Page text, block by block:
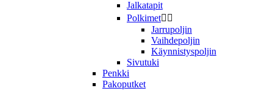
Jalkatapit
Polkimet 
Jarrupoljin
Vaihdepoljin
Käynnistyspoljin
Sivutuki
Penkki
Pakoputket